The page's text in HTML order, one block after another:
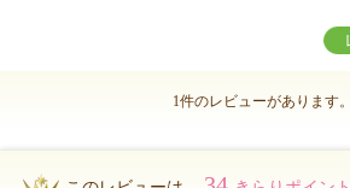
1件のレビューがあります。